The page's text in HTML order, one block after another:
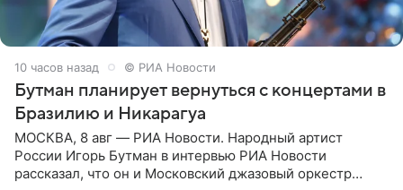
10 часов назад © РИА Новости
Бутман планирует вернуться с концертами в
Бразилию и Никарагуа
МОСКВА, 8 авг — РИА Новости. Народный артист
России Игорь Бутман в интервью РИА Новости
рассказал, что он и Московский джазовый оркестр